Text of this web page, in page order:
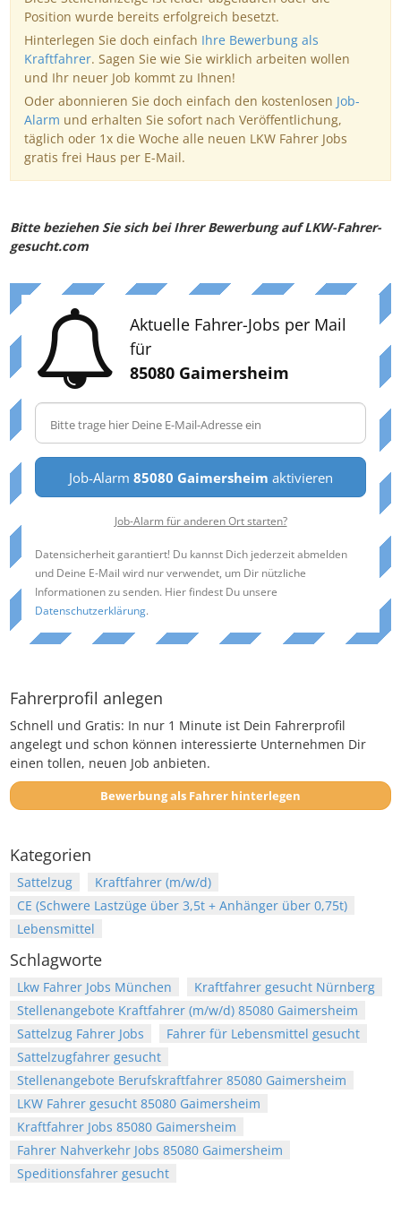
Position wurde bereits erfolgreich besetzt.
Hinterlegen Sie doch einfach Ihre Bewerbung als
Kraftfahrer. Sagen Sie wie Sie wirklich arbeiten wollen
und Ihr neuer Job kommt zu Ihnen!
Oder abonnieren Sie doch einfach den kostenlosen Job-
Alarm und erhalten Sie sofort nach Veröffentlichung,
täglich oder 1x die Woche alle neuen LKW Fahrer Jobs
gratis frei Haus per E-Mail.
Bitte beziehen Sie sich bei Ihrer Bewerbung auf LKW-Fahrer-
gesucht.com
Aktuelle Fahrer-Jobs per Mail
für
85080 Gaimersheim
Job-Alarm 85080 Gaimersheim aktivieren
Job-Alarm für anderen Ort starten?
Datensicherheit garantiert! Du kannst Dich jederzeit abmelden
und Deine E-Mail wird nur verwendet, um Dir nützliche
Informationen zu senden. Hier findest Du unsere
Datenschutzerklärung.
Fahrerprofil anlegen
Schnell und Gratis: In nur 1 Minute ist Dein Fahrerprofil
angelegt und schon können interessierte Unternehmen Dir
einen tollen, neuen Job anbieten.
Bewerbung als Fahrer hinterlegen
Kategorien
Sattelzug
Kraftfahrer (m/w/d)
CE (Schwere Lastzüge über 3,5t + Anhänger über 0,75t)
Lebensmittel
Schlagworte
Lkw Fahrer Jobs München
Kraftfahrer gesucht Nürnberg
Stellenangebote Kraftfahrer (m/w/d) 85080 Gaimersheim
Sattelzug Fahrer Jobs
Fahrer für Lebensmittel gesucht
Sattelzugfahrer gesucht
Stellenangebote Berufskraftfahrer 85080 Gaimersheim
LKW Fahrer gesucht 85080 Gaimersheim
Kraftfahrer Jobs 85080 Gaimersheim
Fahrer Nahverkehr Jobs 85080 Gaimersheim
Speditionsfahrer gesucht